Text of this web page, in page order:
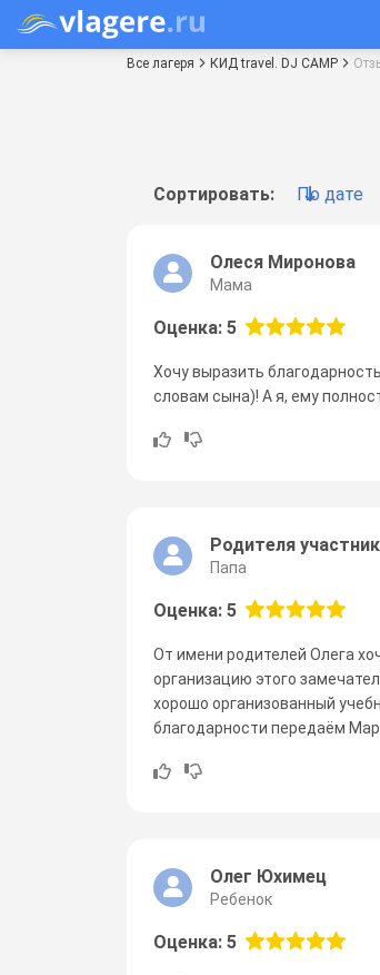
Все лагеря КИД travel. DJ CAMP
Сортировать: По дате
Олеся Миронова
Мама
Оценка: 5
Хочу выразить
словам сына)! А я, ему
Родителя
Папа
Оценка: 5
От имени родителей Олега
организацию этого
хорошо организованный
благодарности передаём
Олег Юхимец
Ребенок
Оценка: 5